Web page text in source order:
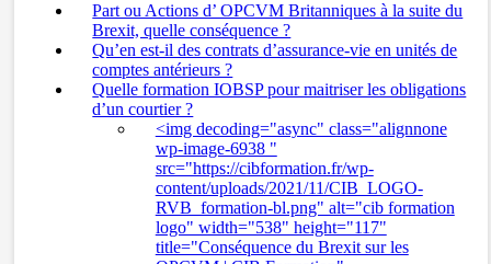
Part ou Actions d’ OPCVM Britanniques à la suite du
Brexit, quelle conséquence ?
Qu’en est-il des contrats d’assurance-vie en unités de
comptes antérieurs ?
Quelle formation IOBSP pour maitriser les obligations
d’un courtier ?
<img decoding="async" class="alignnone
wp-image-6938 "
src="https://cibformation.fr/wp-
content/uploads/2021/11/CIB_LOGO-
RVB_formation-bl.png" alt="cib formation
logo" width="538" height="117"
title="Conséquence du Brexit sur les